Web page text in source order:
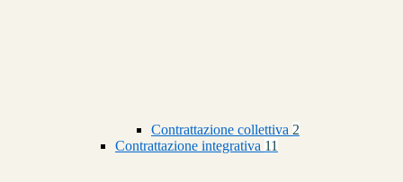
Contrattazione collettiva 2
Contrattazione integrativa 11